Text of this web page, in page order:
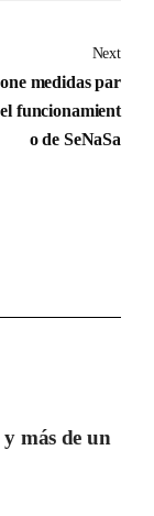
Next
medidas par
funcionamient
o de SeNaSa
más de un